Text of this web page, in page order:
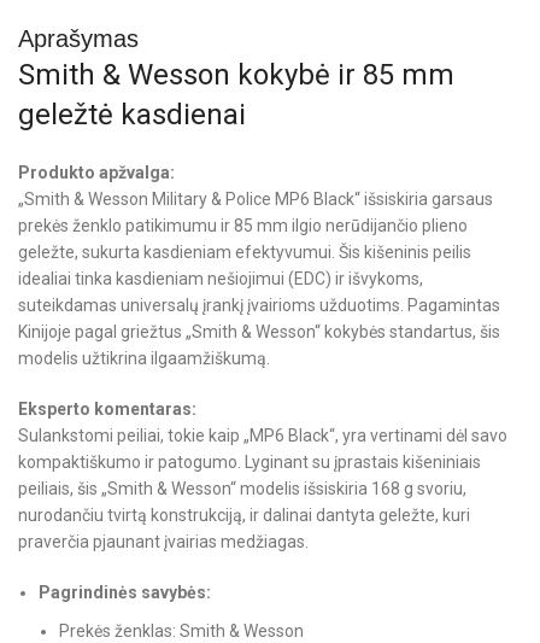
Aprašymas
Smith & Wesson kokybė ir 85 mm
geležtė kasdienai
Produkto apžvalga:
„Smith & Wesson Military & Police MP6 Black“ išsiskiria garsaus
prekės ženklo patikimumu ir 85 mm ilgio nerūdijančio plieno
geležte, sukurta kasdieniam efektyvumui. Šis kišeninis peilis
idealiai tinka kasdieniam nešiojimui (EDC) ir išvykoms,
suteikdamas universalų įrankį įvairioms užduotims. Pagamintas
Kinijoje pagal griežtus „Smith & Wesson“ kokybės standartus, šis
modelis užtikrina ilgaamžiškumą.
Eksperto komentaras:
Sulankstomi peiliai, tokie kaip „MP6 Black“, yra vertinami dėl savo
kompaktiškumo ir patogumo. Lyginant su įprastais kišeniniais
peiliais, šis „Smith & Wesson“ modelis išsiskiria 168 g svoriu,
nurodančiu tvirtą konstrukciją, ir dalinai dantyta geležte, kuri
praverčia pjaunant įvairias medžiagas.
Pagrindinės savybės:
Prekės ženklas: Smith & Wesson